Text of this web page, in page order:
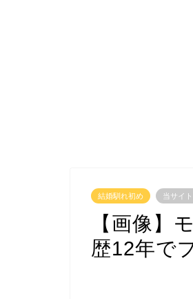
結婚馴れ初め 当サイ
【画像】
歴12年で